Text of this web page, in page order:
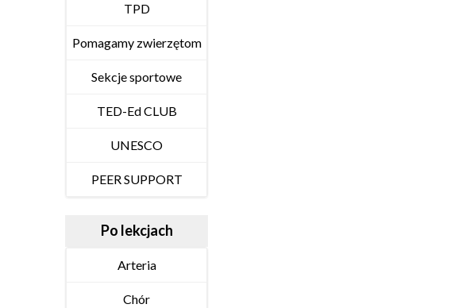
TPD
Pomagamy zwierzętom
Sekcje sportowe
TED-Ed CLUB
UNESCO
PEER SUPPORT
Po lekcjach
Arteria
Chór